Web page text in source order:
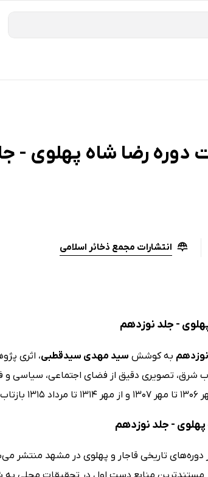
دوره رضا شاه پهلوی -
انتشارات مجمع ذخائر اسلامی
- جلد نوزدهم
به کوشش سید مهدی سیدقطبی، اثری
شرق، تصویری دقیق از فضای اجتماعی، سیاسی و
پهلوی - جلد نوزدهم
تاریخی قاجار و پهلوی در مشهد منتشر